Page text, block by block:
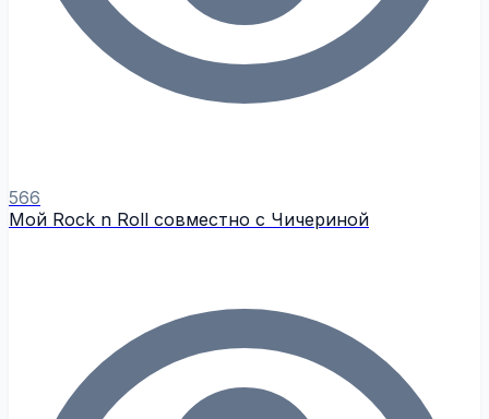
566
Мой Rock n Roll совместно с Чичериной